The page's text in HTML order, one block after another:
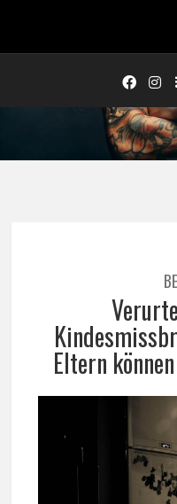
Eltern